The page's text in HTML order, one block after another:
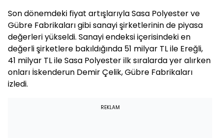
Son dönemdeki fiyat artışlarıyla Sasa Polyester ve
Gübre Fabrikaları gibi sanayi şirketlerinin de piyasa
değerleri yükseldi. Sanayi endeksi içerisindeki en
değerli şirketlere bakıldığında 51 milyar TL ile Ereğli,
41 milyar TL ile Sasa Polyester ilk sıralarda yer alırken
onları İskenderun Demir Çelik, Gübre Fabrikaları
izledi.
REKLAM